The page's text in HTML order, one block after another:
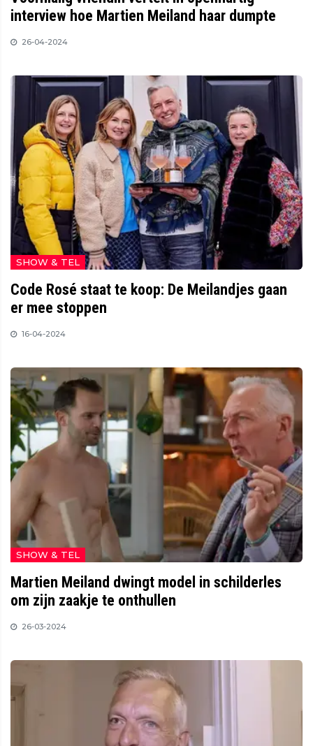
interview hoe Martien Meiland haar dumpte
26-04-2024
SHOW & TEL
Code Rosé staat te koop: De Meilandjes gaan
er mee stoppen
16-04-2024
SHOW & TEL
Martien Meiland dwingt model in schilderles
om zijn zaakje te onthullen
26-03-2024